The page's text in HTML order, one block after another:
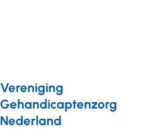
Vereniging
Gehandicaptenzorg
Nederland